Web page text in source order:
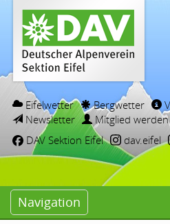
Eifelwetter Bergwetter
Newsletter
Mitglied werden
DAV Sektion Eifel
dav.eifel
Navigation